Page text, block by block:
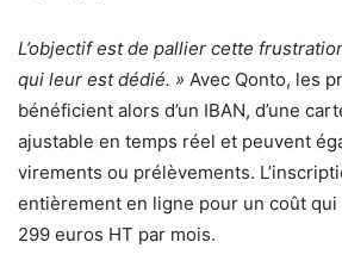
L’objectif est de pallier cette
qui leur est dédié. » Avec Qonto, les
bénéficient alors d’un IBAN, d’une
ajustable en temps réel et peuvent
virements ou prélèvements.
entièrement en ligne pour un coût
299 euros HT par mois.